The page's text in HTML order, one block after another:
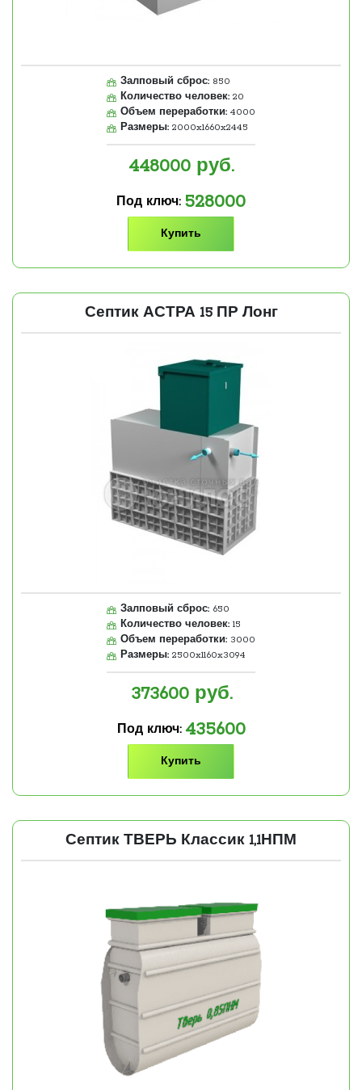
Залповый сброс: 850
Количество человек: 20
Объем переработки: 4000
Размеры: 2000x1660x2445
448000 руб.
Под ключ: 528000
Купить
Септик АСТРА 15 ПР Лонг
Залповый сброс: 650
Количество человек: 15
Объем переработки: 3000
Размеры: 2500x1160x3094
373600руб.
Под ключ: 435600
Купить
Септик ТВЕРЬ Классик 1,1НПМ